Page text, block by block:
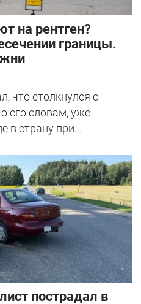
на рентген?
границы.
что столкнулся с
его словам, уже
в страну при...
пострадал в